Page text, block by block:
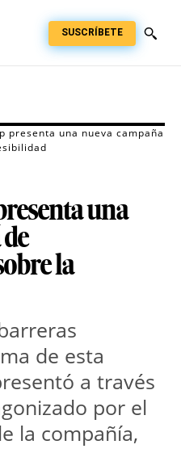
SUSCRÍBETE
presenta una nueva campaña
una
la
de esta
a través
por el
la compañía,